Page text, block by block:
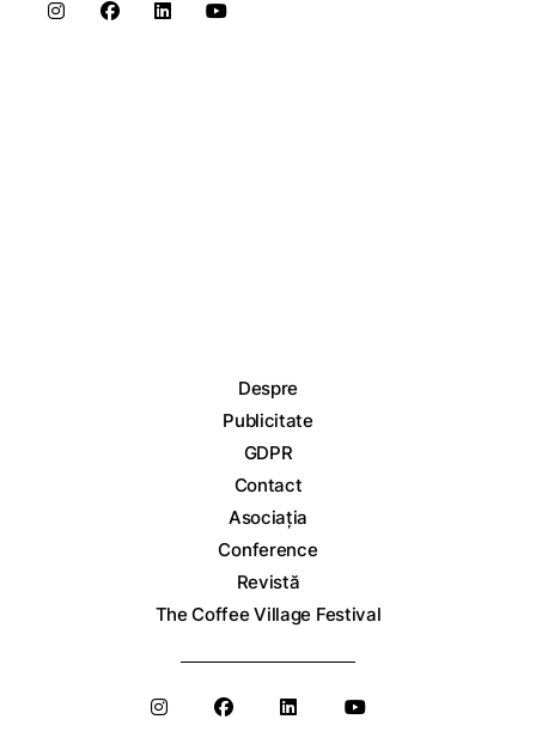
Despre
Publicitate
GDPR
Contact
Asociația
Conference
Revistă
The Coffee Village Festival